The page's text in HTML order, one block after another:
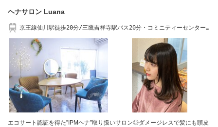
ヘナサロン Luana
京王線仙川駅徒歩20分/三鷹吉祥寺駅バス20分・コミニティーセンター
エコサート認証を得た”IPMヘナ”取り扱いサロン◎ダメージレスで髪にも頭皮